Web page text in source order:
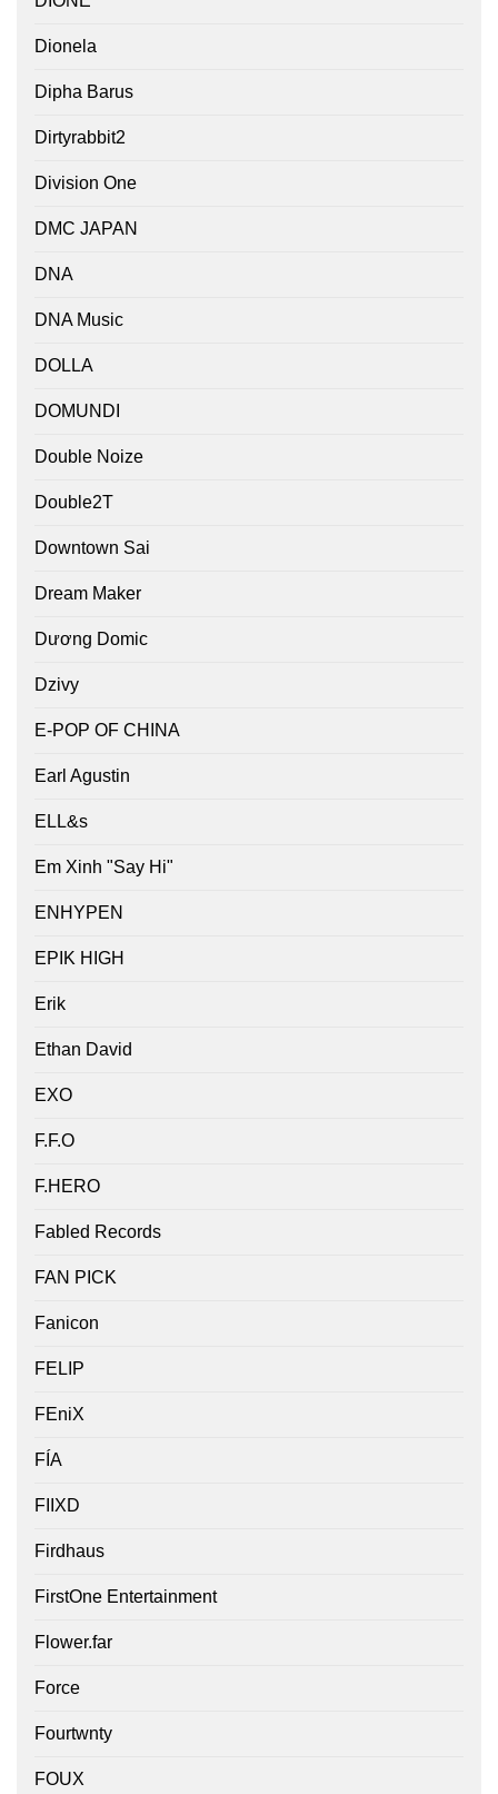
Dionela
Dipha Barus
Dirtyrabbit2
Division One
DMC JAPAN
DNA
DNA Music
DOLLA
DOMUNDI
Double Noize
Double2T
Downtown Sai
Dream Maker
Dương Domic
Dzivy
E-POP OF CHINA
Earl Agustin
ELL&s
Em Xinh "Say Hi"
ENHYPEN
EPIK HIGH
Erik
Ethan David
EXO
F.F.O
F.HERO
Fabled Records
FAN PICK
Fanicon
FELIP
FEniX
FÍA
FIIXD
Firdhaus
FirstOne Entertainment
Flower.far
Force
Fourtwnty
FOUX